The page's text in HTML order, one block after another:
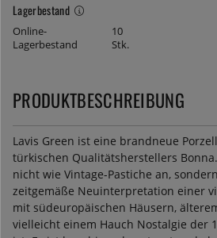
Lagerbestand
Online-
Lagerbestand
10
Stk.
PRODUKTBESCHREIBUNG
Lavis Green ist eine brandneue
türkischen Qualitätsherstellers
nicht wie Vintage-Pastiche an,
zeitgemäße Neuinterpretation einer
mit südeuropäischen Häusern,
vielleicht einem Hauch Nostalgie der